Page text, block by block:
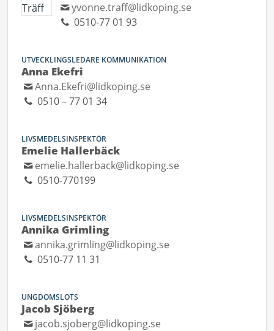
yvonne.traff@lidkoping.se
0510-77 01 93
UTVECKLINGSLEDARE KOMMUNIKATION
Anna Ekefri
Anna.Ekefri@lidkoping.se
0510 – 77 01 34
LIVSMEDELSINSPEKTÖR
Emelie Hallerbäck
emelie.hallerback@lidkoping.se
0510-770199
LIVSMEDELSINSPEKTÖR
Annika Grimling
annika.grimling@lidkoping.se
0510-77 11 31
UNGDOMSLOTS
Jacob Sjöberg
jacob.sjoberg@lidkoping.se